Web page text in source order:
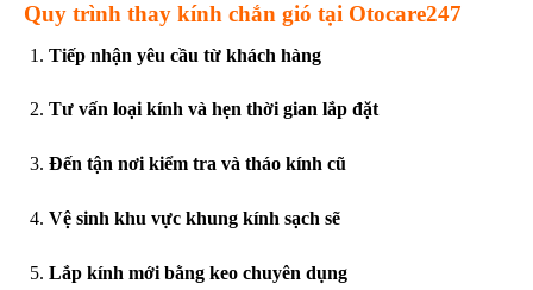
Quy trình thay kính chắn gió tại Otocare247
Tiếp nhận yêu cầu từ khách hàng
Tư vấn loại kính và hẹn thời gian lắp đặt
Đến tận nơi kiểm tra và tháo kính cũ
Vệ sinh khu vực khung kính sạch sẽ
Lắp kính mới bằng keo chuyên dụng